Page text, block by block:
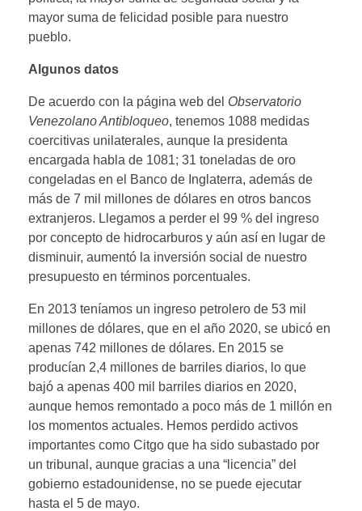
mayor suma de felicidad posible para nuestro
pueblo.
Algunos datos
De acuerdo con la página web del Observatorio
Venezolano Antibloqueo, tenemos 1088 medidas
coercitivas unilaterales, aunque la presidenta
encargada habla de 1081; 31 toneladas de oro
congeladas en el Banco de Inglaterra, además de
más de 7 mil millones de dólares en otros bancos
extranjeros. Llegamos a perder el 99 % del ingreso
por concepto de hidrocarburos y aún así en lugar de
disminuir, aumentó la inversión social de nuestro
presupuesto en términos porcentuales.
En 2013 teníamos un ingreso petrolero de 53 mil
millones de dólares, que en el año 2020, se ubicó en
apenas 742 millones de dólares. En 2015 se
producían 2,4 millones de barriles diarios, lo que
bajó a apenas 400 mil barriles diarios en 2020,
aunque hemos remontado a poco más de 1 millón en
los momentos actuales. Hemos perdido activos
importantes como Citgo que ha sido subastado por
un tribunal, aunque gracias a una “licencia” del
gobierno estadounidense, no se puede ejecutar
hasta el 5 de mayo.